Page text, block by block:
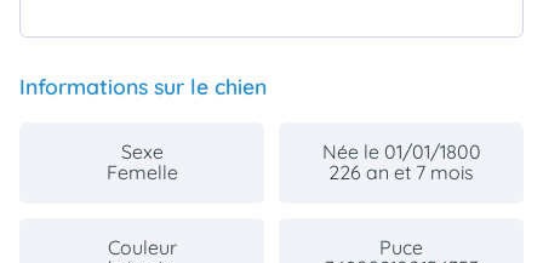
Informations sur le chien
Sexe
Femelle
Née le 01/01/1800
226 an et 7 mois
Couleur
Puce